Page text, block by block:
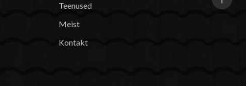
Teenused
Meist
Kontakt